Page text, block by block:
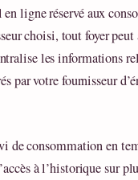
ligne réservé aux
choisi, tout foyer peut
les informations
par votre fournisseur
de consommation en
à l’historique sur